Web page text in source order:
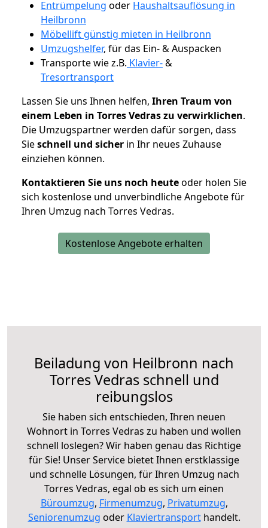
Entrümpelung oder Haushaltsauflösung in
Heilbronn
Möbellift günstig mieten in Heilbronn
Umzugshelfer, für das Ein- & Auspacken
Transporte wie z.B. Klavier-&
Tresortransport
Lassen Sie uns Ihnen helfen, Ihren Traum von
einem Leben in Torres Vedras zu verwirklichen.
Die Umzugspartner werden dafür sorgen, dass
Sieschnell und sicher in Ihr neues Zuhause
einziehen können.
Kontaktieren Sie uns noch heuteoder holen Sie
sich kostenlose und unverbindliche Angebote für
Ihren Umzug nach Torres Vedras.
Kostenlose Angebote erhalten
Beiladung von Heilbronn nach
Torres Vedras schnell und
reibungslos
Sie haben sich entschieden, Ihren neuen
Wohnort in Torres Vedras zu haben und wollen
schnell loslegen? Wir haben genau das Richtige
für Sie! Unser Service bietet Ihnen erstklassige
und schnelle Lösungen, für Ihren Umzug nach
Torres Vedras, egal ob es sich um einen
Büroumzug, Firmenumzug, Privatumzug,
Seniorenumzug oder Klaviertransporthandelt.